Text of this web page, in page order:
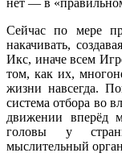
Сейчас по мере
накачивать,
Икс, иначе всем
том, как их,
жизни навсегда.
система отбора во
движении вперёд
головы у
мыслительный